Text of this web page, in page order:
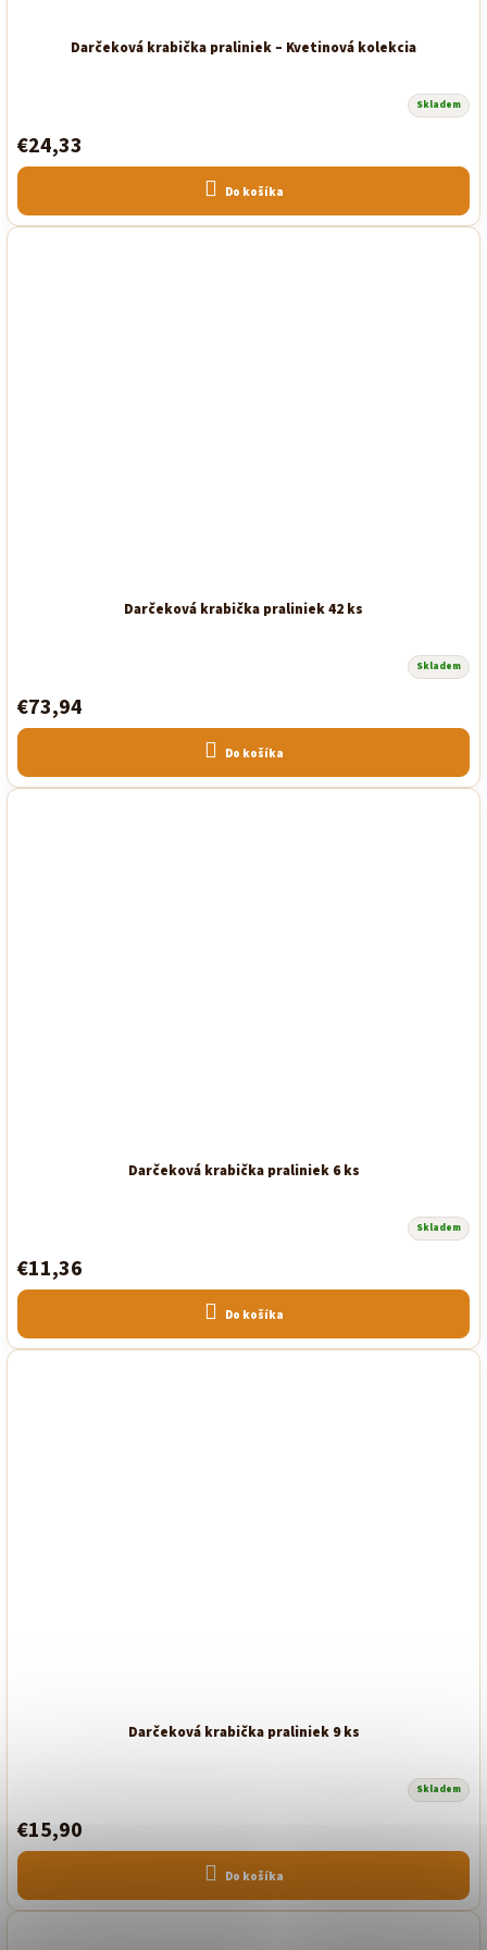
Darčeková krabička praliniek – Kvetinová kolekcia
produktu
je
5,0
5
hviezdičiek.
Skladem
€24,33
Do košíka
Darčeková krabička praliniek 42 ks
Skladem
€73,94
Do košíka
Darčeková krabička praliniek 6 ks
Skladem
€11,36
Do košíka
Darčeková krabička praliniek 9 ks
Skladem
€15,90
Do košíka